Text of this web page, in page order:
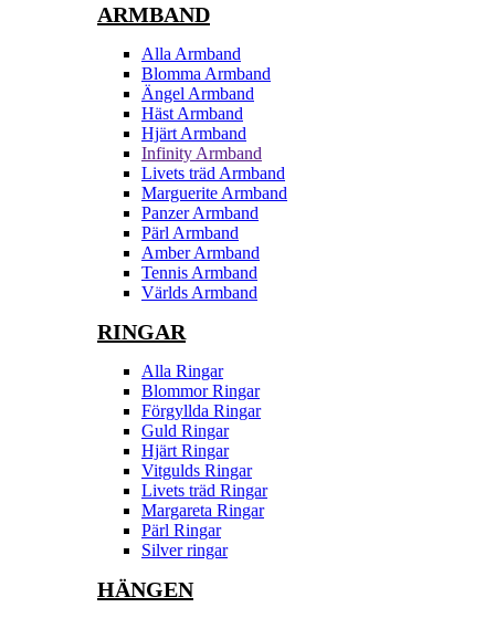
ARMBAND
Alla Armband
Blomma Armband
Ängel Armband
Häst Armband
Hjärt Armband
Infinity Armband
Livets träd Armband
Marguerite Armband
Panzer Armband
Pärl Armband
Amber Armband
Tennis Armband
Världs Armband
RINGAR
Alla Ringar
Blommor Ringar
Förgyllda Ringar
Guld Ringar
Hjärt Ringar
Vitgulds Ringar
Livets träd Ringar
Margareta Ringar
Pärl Ringar
Silver ringar
HÄNGEN